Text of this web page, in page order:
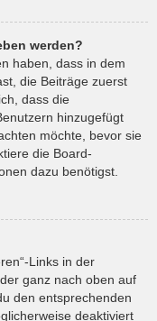
werden?
haben, dass in dem
die Beiträge zuerst
dass die
hinzugefügt
möchte, bevor sie
die Board-
dazu benötigst.
Links in der
ganz nach oben auf
den entsprechenden
deaktiviert